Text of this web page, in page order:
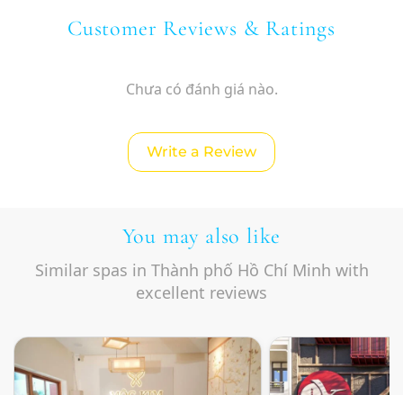
Customer Reviews & Ratings
Chưa có đánh giá nào.
Write a Review
You may also like
Similar spas in Thành phố Hồ Chí Minh with
excellent reviews